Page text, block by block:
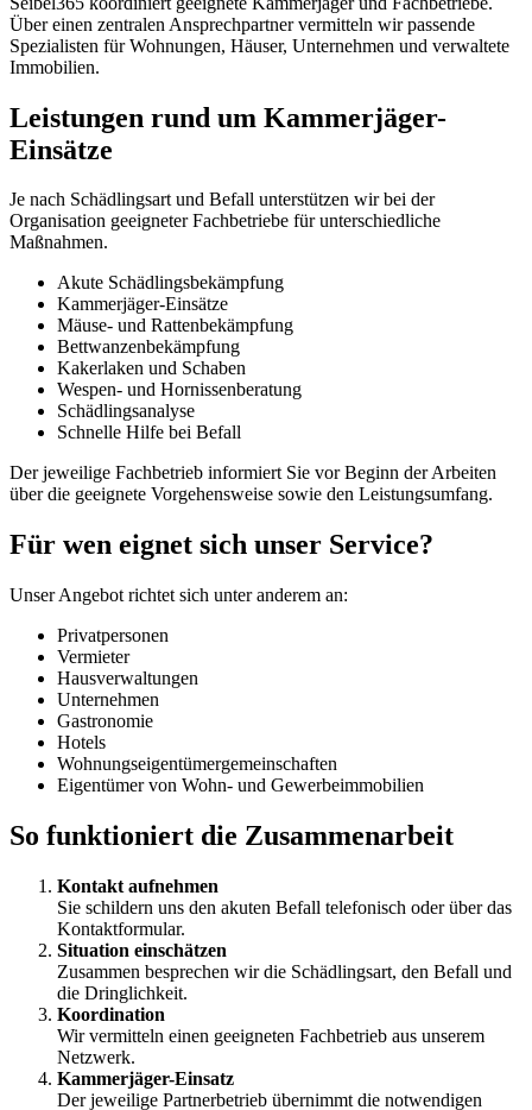
Über einen zentralen Ansprechpartner vermitteln wir passende
Spezialisten für Wohnungen, Häuser, Unternehmen und verwaltete
Immobilien.
Leistungen rund um Kammerjäger-
Einsätze
Je nach Schädlingsart und Befall unterstützen wir bei der
Organisation geeigneter Fachbetriebe für unterschiedliche
Maßnahmen.
Akute Schädlingsbekämpfung
Kammerjäger-Einsätze
Mäuse- und Rattenbekämpfung
Bettwanzenbekämpfung
Kakerlaken und Schaben
Wespen- und Hornissenberatung
Schädlingsanalyse
Schnelle Hilfe bei Befall
Der jeweilige Fachbetrieb informiert Sie vor Beginn der Arbeiten
über die geeignete Vorgehensweise sowie den Leistungsumfang.
Für wen eignet sich unser Service?
Unser Angebot richtet sich unter anderem an:
Privatpersonen
Vermieter
Hausverwaltungen
Unternehmen
Gastronomie
Hotels
Wohnungseigentümergemeinschaften
Eigentümer von Wohn- und Gewerbeimmobilien
So funktioniert die Zusammenarbeit
Kontakt aufnehmen
Sie schildern uns den akuten Befall telefonisch oder über das
Kontaktformular.
Situation einschätzen
Zusammen besprechen wir die Schädlingsart, den Befall und
die Dringlichkeit.
Koordination
Wir vermitteln einen geeigneten Fachbetrieb aus unserem
Netzwerk.
Kammerjäger-Einsatz
Der jeweilige Partnerbetrieb übernimmt die notwendigen